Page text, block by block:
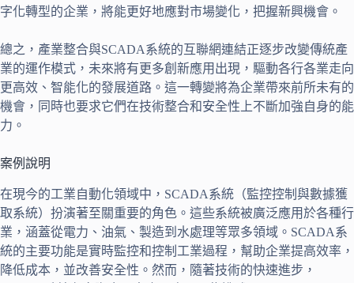
字化轉型的企業，將能更好地應對市場變化，把握新興機會。
總之，產業整合與SCADA系統的互聯網連結正逐步改變傳統產
業的運作模式，未來將有更多創新應用出現，驅動各行各業走向
更高效、智能化的發展道路。這一轉變將為企業帶來前所未有的
機會，同時也要求它們在技術整合和安全性上不斷加強自身的能
力。
案例說明
在現今的工業自動化領域中，SCADA系統（監控控制與數據獲
取系統）扮演著至關重要的角色。這些系統被廣泛應用於各種行
業，涵蓋從電力、油氣、製造到水處理等眾多領域。SCADA系
統的主要功能是實時監控和控制工業過程，幫助企業提高效率，
降低成本，並改善安全性。然而，隨著技術的快速進步，